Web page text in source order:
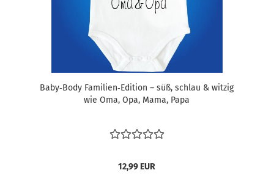
Baby‑Body Familien‑Edition – süß, schlau & witzig
wie Oma, Opa, Mama, Papa
12,99 EUR